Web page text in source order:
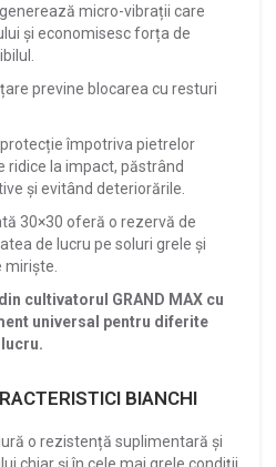
micro-vibrații care
și economisesc forța de
previne blocarea cu resturi
împotriva pietrelor
ridice la impact, păstrând
și evitând deteriorările.
30×30 oferă o rezervă de
de lucru pe soluri grele și
miriște.
cultivatorul GRAND MAX cu
universal pentru diferite
BIANCHI
o rezistență suplimentară și
chiar și în cele mai grele condiții.